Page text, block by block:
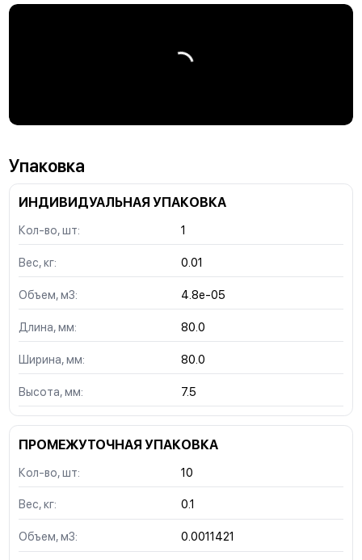
Упаковка
ИНДИВИДУАЛЬНАЯ УПАКОВКА
Кол-во, шт: 1
Вес, кг: 0.01
Объем, м3: 4.8e-05
Длина, мм: 80.0
Ширина, мм: 80.0
Высота, мм: 7.5
ПРОМЕЖУТОЧНАЯ УПАКОВКА
Кол-во, шт: 10
Вес, кг: 0.1
Объем, м3: 0.0011421